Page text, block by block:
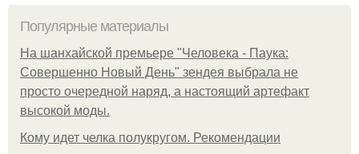
Популярные материалы
На шанхайской премьере "Человека - Паука:
Совершенно Новый День" зендея выбрала не
просто очередной наряд, а настоящий артефакт
высокой моды.
Кому идет челка полукругом. Рекомендации